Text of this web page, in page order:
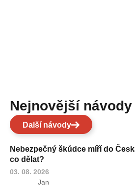
Nejnovější návody
Další návody
Nebezpečný škůdce míří do
co dělat?
03. 08. 2026
Jan